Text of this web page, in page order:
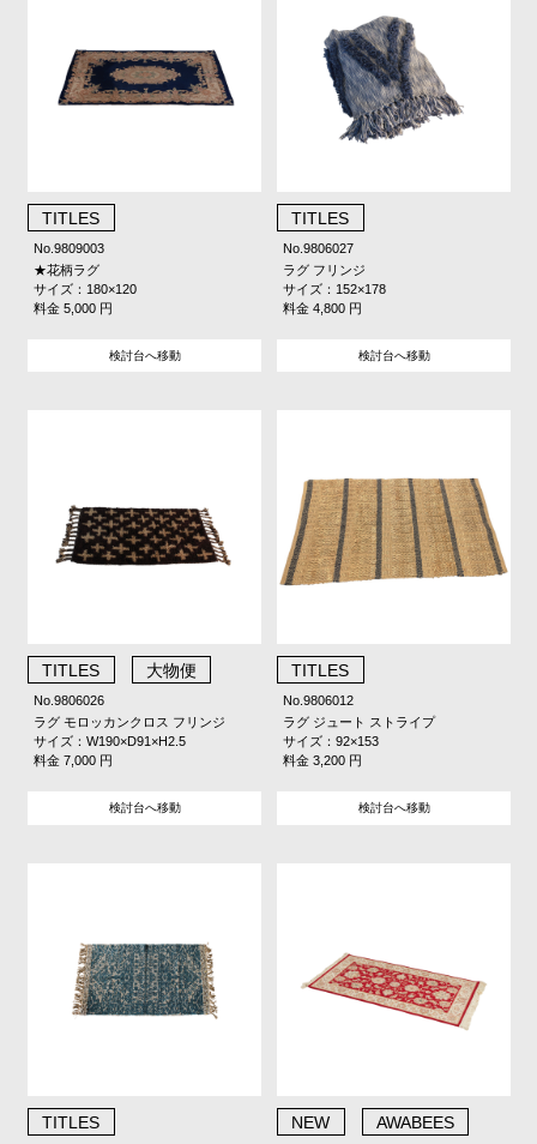
TITLES
No.9809003
★花柄ラグ
サイズ：180×120
料金 5,000 円
検討台へ移動
TITLES
No.9806027
ラグ フリンジ
サイズ：152×178
料金 4,800 円
検討台へ移動
TITLES 大物便
No.9806026
ラグ モロッカンクロス フリンジ
サイズ：W190×D91×H2.5
料金 7,000 円
検討台へ移動
TITLES
No.9806012
ラグ ジュート ストライプ
サイズ：92×153
料金 3,200 円
検討台へ移動
TITLES NEW AWABEES